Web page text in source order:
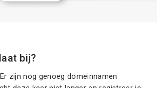
bij?
zijn nog genoeg domeinnamen